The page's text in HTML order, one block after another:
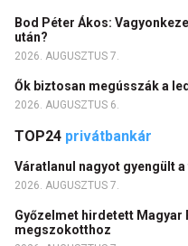
Bod Péter Ákos:
után?
2026. AUGUSZTUS 7.
Ők biztosan megússzák a
2026. AUGUSZTUS 6.
TOP24 privátbankár
Váratlanul nagyot gyengült
2026. AUGUSZTUS 7.
Győzelmet hirdetett
megszokotthoz